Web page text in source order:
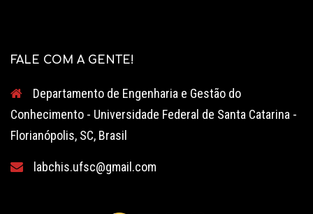
FALE COM A GENTE!
Departamento de Engenharia e Gestão do
Conhecimento - Universidade Federal de Santa Catarina -
Florianópolis, SC, Brasil
labchis.ufsc@gmail.com